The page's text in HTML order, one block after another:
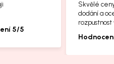
5/5
Skvělé
dodání a
rozpustnost
na další